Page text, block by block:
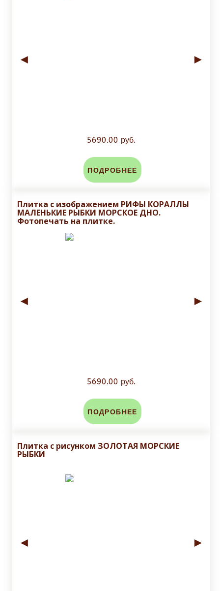
◄ ►
5690.00 руб.
ПОДРОБНЕЕ
Плитка с изображением РИФЫ КОРАЛЛЫ
МАЛЕНЬКИЕ РЫБКИ МОРСКОЕ ДНО.
Фотопечать на плитке.
◄ ►
5690.00 руб.
ПОДРОБНЕЕ
Плитка с рисунком ЗОЛОТАЯ МОРСКИЕ
РЫБКИ
◄ ►